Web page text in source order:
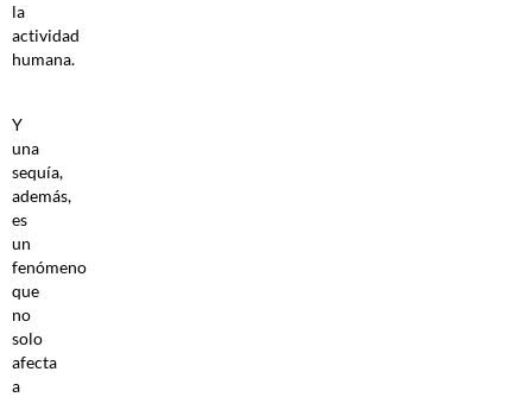
la
actividad
humana.
Y
una
sequía,
además,
es
un
fenómeno
que
no
solo
afecta
a